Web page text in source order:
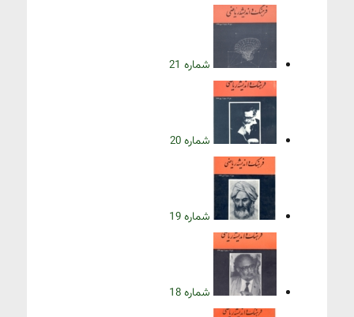
شماره 21
شماره 20
شماره 19
شماره 18